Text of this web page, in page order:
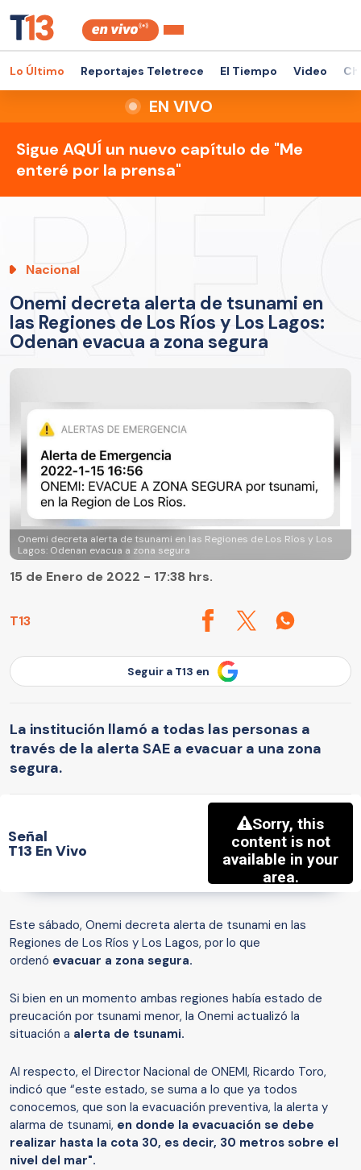
Lo Último Reportajes Teletrece El Tiempo Video
EN VIVO
Sigue AQUÍ un nuevo capítulo de "Me
enteré por la prensa"
Nacional
Onemi decreta alerta de tsunami en
las Regiones de Los Ríos y Los Lagos:
Odenan evacua a zona segura
Onemi decreta alerta de tsunami en las Regiones de Los Ríos y Los
Lagos: Odenan evacua a zona segura
T13
15 de Enero de 2022 - 17:38 hrs.
Seguir a T13 en
La institución llamó a todas las personas a
través de la alerta SAE a evacuar a una zona
segura.
Señal
T13 En Vivo
Este sábado, Onemi decreta alerta de tsunami en las
Regiones de Los Ríos y Los Lagos, por lo que
ordenó evacuar a zona segura.
Si bien en un momento ambas regiones había estado de
preucación por tsunami menor, la Onemi actualizó la
situación a alerta de tsunami.
Al respecto, el Director Nacional de ONEMI, Ricardo Toro,
indicó que “este estado, se suma a lo que ya todos
conocemos, que son la evacuación preventiva, la alerta y
alarma de tsunami, en donde la evacuación se debe
realizar hasta la cota 30, es decir, 30 metros sobre el
nivel del mar".